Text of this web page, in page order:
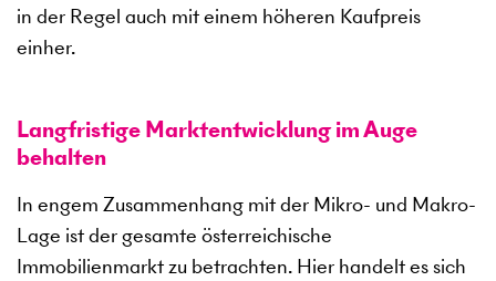
in der Regel auch mit einem höheren Kaufpreis
einher.
Langfristige Marktentwicklung im Auge
behalten
In engem Zusammenhang mit der Mikro- und Makro-
Lage ist der gesamte österreichische
Immobilienmarkt zu betrachten. Hier handelt es sich